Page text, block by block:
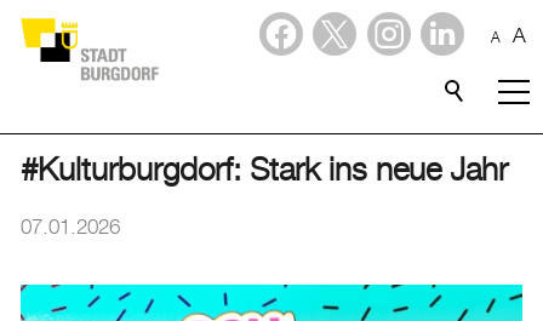
A A
Stadtporträt
Verwaltung & Politik
Wirtschaft
#Kulturburgdorf: Stark ins neue Jahr
07.01.2026